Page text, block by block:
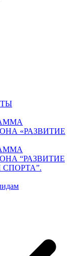
«РАЗВИТИЕ
“РАЗВИТИЕ